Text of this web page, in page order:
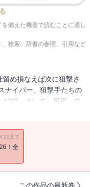
備えた機器で読むことに適し
検索、辞書の参照、引用など
め損なえば次に狙撃さ
ナイパー、狙撃手たちの
だ!!? そして、尾形、ウ
が照らされる。超絶好
まで
！全